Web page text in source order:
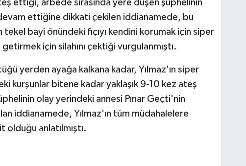
ettiği, arbede sırasında yere düşen şüphelinin
ettiğine dikkati çekilen iddianamede, bu
tekel bayi önündeki fıçıyı kendini korumak için siper
için silahını çektiği vurgulanmıştı.
yerden ayağa kalkana kadar, Yılmaz'ın siper
kurşunlar bitene kadar yaklaşık 9-10 kez ateş
olay yerindeki annesi Pınar Geçti'nin
iddianamede, Yılmaz'ın tüm müdahalelere
olduğu anlatılmıştı.